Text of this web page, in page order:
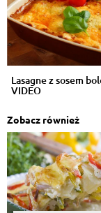
Lasagne z sosem
VIDEO
Zobacz również